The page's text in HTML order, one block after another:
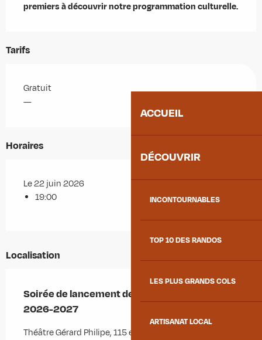
ACCUEIL
DÉCOUVRIR
INCONTOURNABLES
TOP 10 DES RANDOS
LES PLUS GRANDS COLS
ARTISANAT LOCAL
premiers à découvrir notre programmation culturelle.
Tarifs
Gratuit
—
Horaires
Le 22 juin 2026
19:00
Localisation
Soirée de lancement de la saison culturelle
2026-2027
Théâtre Gérard Philipe, 115 esplanade Giaveno, 73300